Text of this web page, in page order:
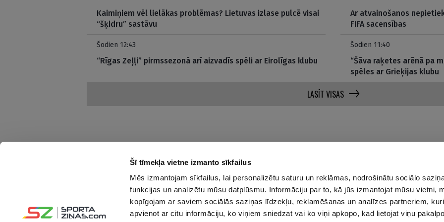
Šī tīmekļa vietne izmanto sīkfailus
Mēs izmantojam sīkfailus, lai personalizētu saturu un reklāmas, nodrošinātu sociālo
funkcijas un analizētu mūsu datplūsmu. Informāciju par to, kā jūs izmantojat mūsu vietni,
kopīgojam ar saviem sociālās saziņas līdzekļu, reklamēšanas un analīzes partneriem,
apvienot ar citu informāciju, ko viņiem sniedzat vai ko viņi apkopo, kad lietojat viņu
Kaimiņiem vēl lielākas problēmas? Lietuvas izlase pulcē visai
“šķidru” sastāvu
Ar atvainošanos
FIFA sacensības
Šodien 12:43
“Rīgas Zeļļi” pirmssezonā arī aizvadīs spēli ar Eirolīgas klubu
Šodien 11:40
“Šāva raķetes arēnā pa
spēles ar Grieķijas klubu
LASĪT VISAS
Interesanti un saprotami par sportu
Seko mums:
Par mums
Reklāmas Parametri
Kontakti